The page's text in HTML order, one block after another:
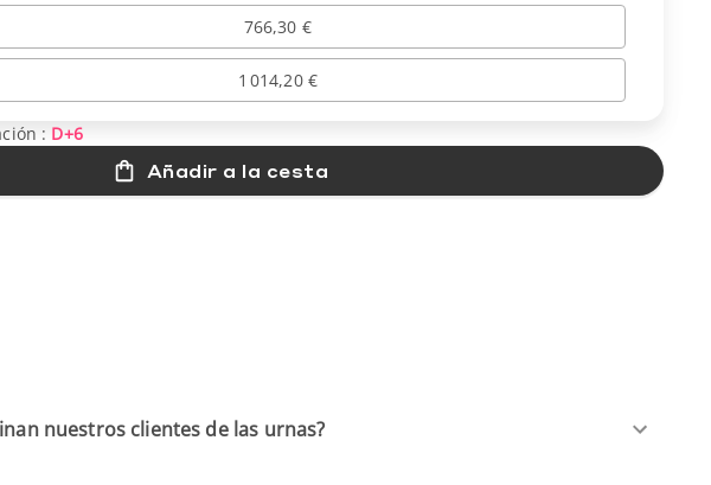
766,30 €
1 014,20 €
: D+6
Añadir a la cesta
nuestros clientes de las urnas?